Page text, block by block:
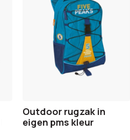
Outdoor rugzak in
eigen pms kleur